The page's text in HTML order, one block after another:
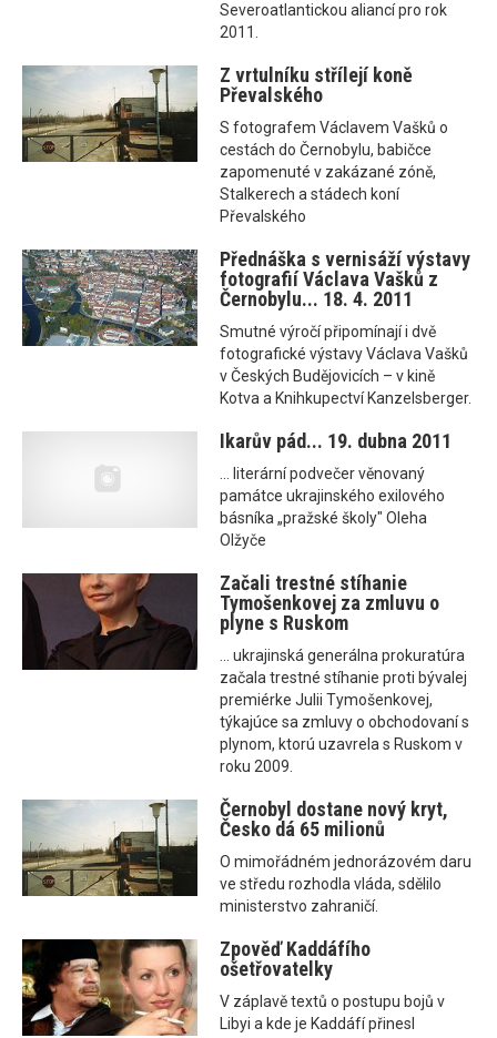
Severoatlantickou aliancí pro rok
2011.
Z vrtulníku střílejí koně
Převalského
S fotografem Václavem Vašků o
cestách do Černobylu, babičce
zapomenuté v zakázané zóně,
Stalkerech a stádech koní
Převalského
Přednáška s vernisáží výstavy
fotografií Václava Vašků z
Černobylu... 18. 4. 2011
Smutné výročí připomínají i dvě
fotografické výstavy Václava Vašků
v Českých Budějovicích – v kině
Kotva a Knihkupectví Kanzelsberger.
Ikarův pád... 19. dubna 2011
... literární podvečer věnovaný
památce ukrajinského exilového
básníka „pražské školy" Oleha
Olžyče
Začali trestné stíhanie
Tymošenkovej za zmluvu o
plyne s Ruskom
... ukrajinská generálna prokuratúra
začala trestné stíhanie proti bývalej
premiérke Julii Tymošenkovej,
týkajúce sa zmluvy o obchodovaní s
plynom, ktorú uzavrela s Ruskom v
roku 2009.
Černobyl dostane nový kryt,
Česko dá 65 milionů
O mimořádném jednorázovém daru
ve středu rozhodla vláda, sdělilo
ministerstvo zahraničí.
Zpověď Kaddáfího
ošetřovatelky
V záplavě textů o postupu bojů v
Libyi a kde je Kaddáfí přinesl